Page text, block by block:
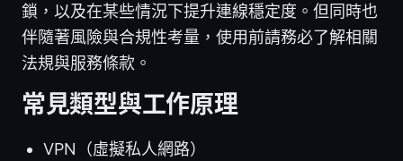
鎖，以及在某些情況下提升連線穩定度。但同時也
伴隨著風險與合規性考量，使用前請務必了解相關
法規與服務條款。
常見類型與工作原理
VPN（虛擬私人網路）